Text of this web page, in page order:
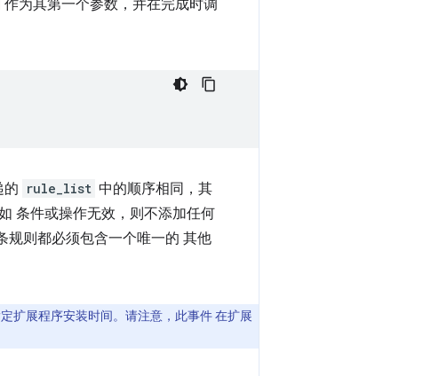
为其第一个参数，并在完成时调
的 rule_list 中的顺序相同，其
条件或操作无效，则不添加任何
规则都必须包含一个唯一的 其他
扩展程序安装时间。请注意，此事件 在扩展